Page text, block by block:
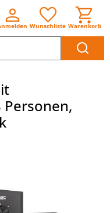
Wunschliste Warenkorb